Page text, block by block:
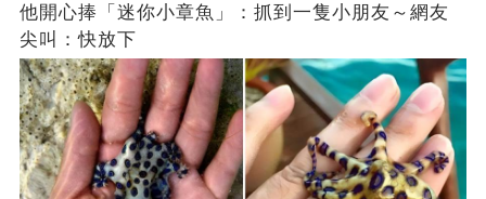
他開心捧「迷你小章魚」：抓到一隻小朋友～網友
尖叫：快放下